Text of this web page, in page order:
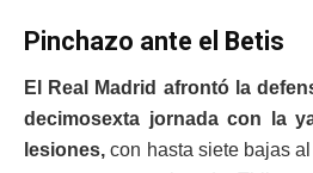
Pinchazo ante el Betis
El Real Madrid afrontó la
decimosexta jornada con la
lesiones, con hasta siete bajas